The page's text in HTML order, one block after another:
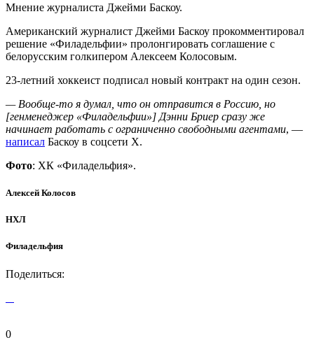
Мнение журналиста Джейми Баскоу.
Американский журналист Джейми Баскоу прокомментировал
решение «Филадельфии» пролонгировать соглашение с
белорусским голкипером Алексеем Колосовым.
23-летний хоккеист подписал новый контракт на один сезон.
— Вообще-то я думал, что он отправится в Россию, но
[генменеджер «Филадельфии»] Дэнни Бриер сразу же
начинает работать с ограниченно свободными агентами, —
написал Баскоу в соцсети Х.
Фото: ХК «Филадельфия».
Алексей Колосов
НХЛ
Филадельфия
Поделиться:
0